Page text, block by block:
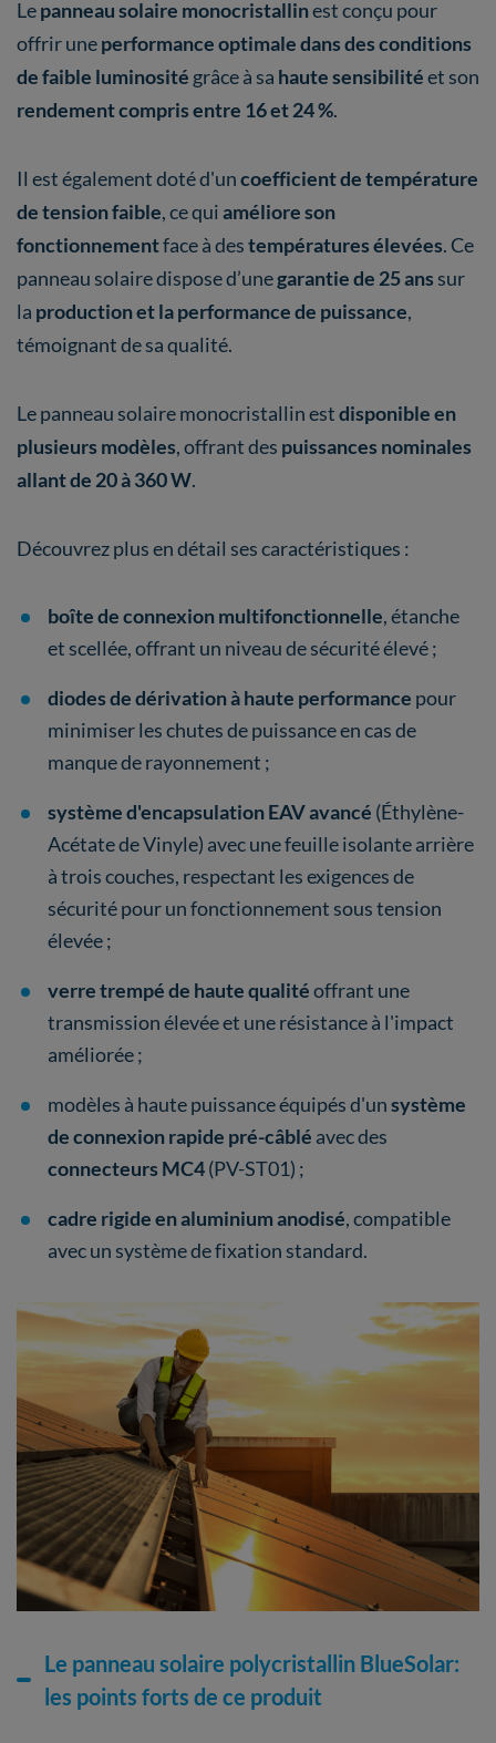
Lepanneau solaire monocristallinest conçu pour
offrir uneperformance optimale dans des conditions
de faible luminosité grâce à sa haute sensibilitéet son
rendement compris entre 16 et 24 %.
Il est également doté d'uncoefficient de température
de tension faible, ce quiaméliore son
fonctionnementface à destempératures élevées. Ce
panneau solaire dispose d’unegarantie de 25 ans sur
la production et la performance de puissance,
témoignant de sa qualité.
Le panneau solaire monocristallin estdisponible en
plusieurs modèles, offrant des puissances nominales
allant de 20 à 360 W.
Découvrez plus en détail ses caractéristiques :
boîte de connexion multifonctionnelle, étanche
et scellée, offrant un niveau de sécurité élevé ;
diodes de dérivation à haute performance pour
minimiser les chutes de puissance en cas de
manque de rayonnement ;
système d'encapsulation EAV avancé (Éthylène-
Acétate de Vinyle) avec une feuille isolante arrière
à trois couches, respectant les exigences de
sécurité pour un fonctionnement sous tension
élevée ;
verre trempé de haute qualitéoffrant une
transmission élevée et une résistance à l'impact
améliorée ;
modèles à haute puissance équipés d'unsystème
de connexion rapide pré-câblé avec des
connecteurs MC4(PV-ST01) ;
cadre rigide en aluminium anodisé, compatible
avec un système de fixation standard.
Le panneau solaire polycristallin BlueSolar:
les points forts de ce produit